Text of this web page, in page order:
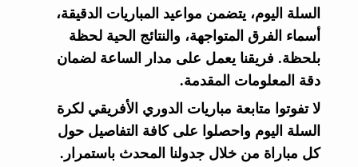
السلة اليوم، يتضمن مواعيد المباريات الدقيقة،
أسماء الفرق المتواجهة، والنتائج الحية لحظة
بلحظة. فريقنا يعمل على مدار الساعة لضمان
دقة المعلومات المقدمة.
لا تفوتوا متابعة مباريات الدوري الأفريقي لكرة
السلة اليوم واحصلوا على كافة التفاصيل حول
كل مباراة من خلال جدولنا المحدث باستمرار.